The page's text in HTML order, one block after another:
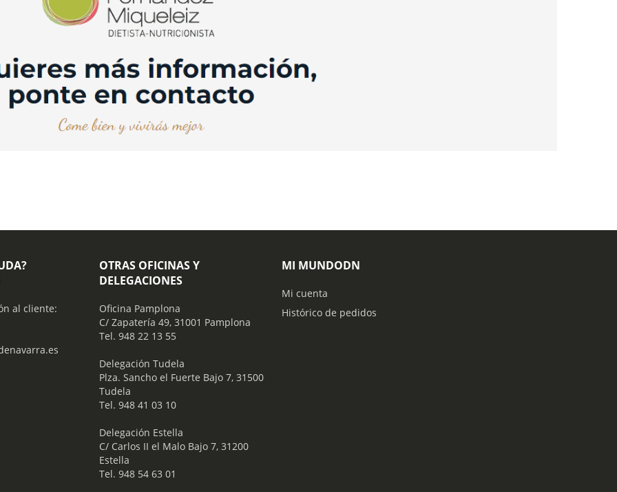
al cliente:
OTRAS OFICINAS Y
DELEGACIONES
Oficina Pamplona
C/ Zapatería 49, 31001 Pamplona
Tel. 948 22 13 55
​ Delegación Tudela
Plza. Sancho el Fuerte Bajo 7, 31500
Tudela
Tel. 948 41 03 10
​ Delegación Estella
C/ Carlos II el Malo Bajo 7, 31200
Estella
Tel. 948 54 63 01
MI MUNDODN
Mi cuenta
Histórico de pedidos